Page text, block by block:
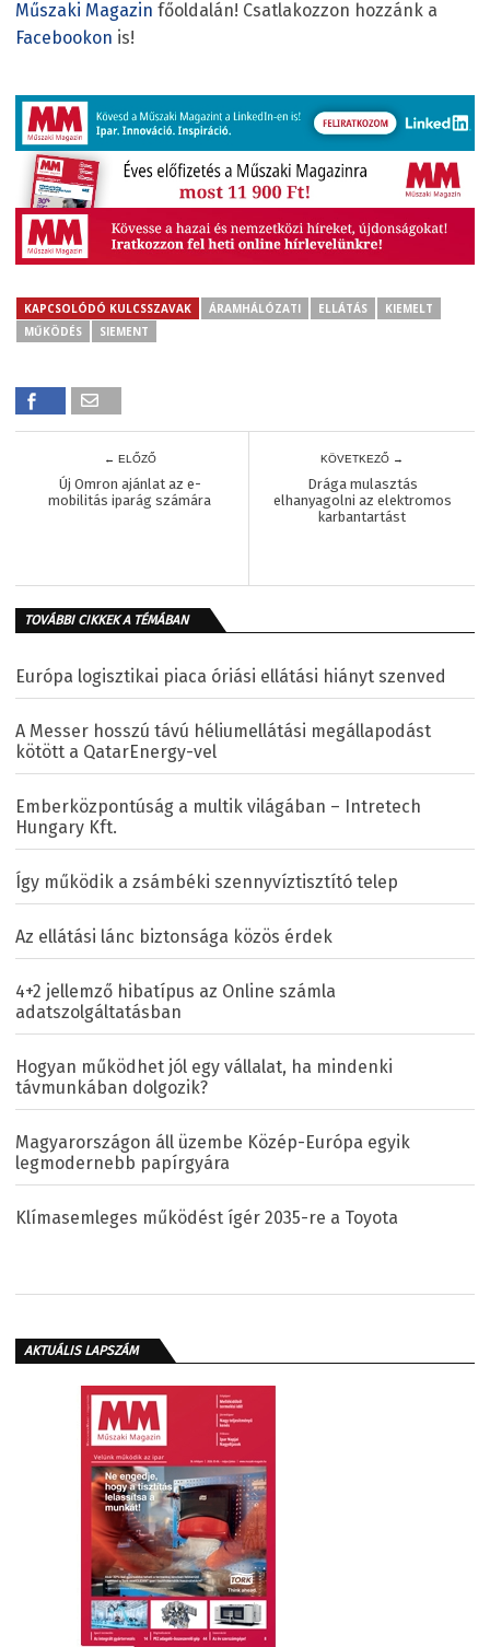
Műszaki Magazin főoldalán! Csatlakozzon hozzánk a
Facebookon is!
KAPCSOLÓDÓ KULCSSZAVAK ÁRAMHÁLÓZATI ELLÁTÁS
KIEMELT
MŰKÖDÉS
SIEMENT
← ELŐZŐ
Új Omron ajánlat az e-
mobilitás iparág számára
KÖVETKEZŐ →
Drága mulasztás
elhanyagolni az elektromos
karbantartást
TOVÁBBI CIKKEK A TÉMÁBAN
Európa logisztikai piaca óriási ellátási hiányt szenved
A Messer hosszú távú héliumellátási megállapodást
kötött a QatarEnergy-vel
Emberközpontúság a multik világában – Intretech
Hungary Kft.
Így működik a zsámbéki szennyvíztisztító telep
Az ellátási lánc biztonsága közös érdek
4+2 jellemző hibatípus az Online számla
adatszolgáltatásban
Hogyan működhet jól egy vállalat, ha mindenki
távmunkában dolgozik?
Magyarországon áll üzembe Közép-Európa egyik
legmodernebb papírgyára
Klímasemleges működést ígér 2035-re a Toyota
AKTUÁLIS LAPSZÁM